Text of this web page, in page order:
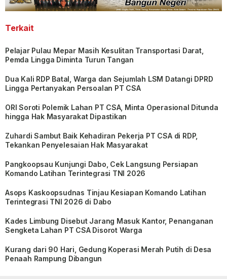
Terkait
Pelajar Pulau Mepar Masih Kesulitan Transportasi Darat,
Pemda Lingga Diminta Turun Tangan
Dua Kali RDP Batal, Warga dan Sejumlah LSM Datangi DPRD
Lingga Pertanyakan Persoalan PT CSA
ORI Soroti Polemik Lahan PT CSA, Minta Operasional Ditunda
hingga Hak Masyarakat Dipastikan
Zuhardi Sambut Baik Kehadiran Pekerja PT CSA di RDP,
Tekankan Penyelesaian Hak Masyarakat
Pangkoopsau Kunjungi Dabo, Cek Langsung Persiapan
Komando Latihan Terintegrasi TNI 2026
Asops Kaskoopsudnas Tinjau Kesiapan Komando Latihan
Terintegrasi TNI 2026 di Dabo
Kades Limbung Disebut Jarang Masuk Kantor, Penanganan
Sengketa Lahan PT CSA Disorot Warga
Kurang dari 90 Hari, Gedung Koperasi Merah Putih di Desa
Penaah Rampung Dibangun